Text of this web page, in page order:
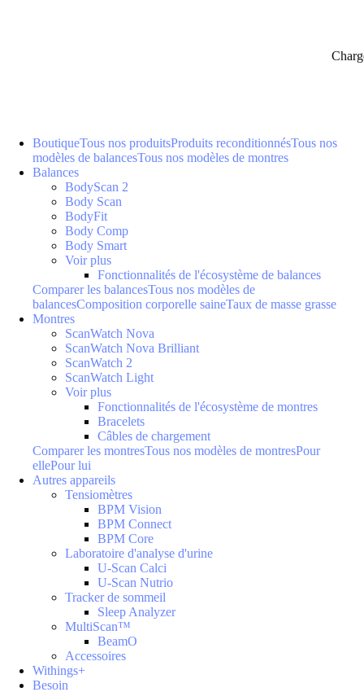
BoutiqueTous nos produitsProduits reconditionnésTous nos
modèles de balancesTous nos modèles de montres
Balances
BodyScan 2
Body Scan
BodyFit
Body Comp
Body Smart
Voir plus
Fonctionnalités de l'écosystème de balances
Comparer les balancesTous nos modèles de
balancesComposition corporelle saineTaux de masse grasse
Montres
ScanWatch Nova
ScanWatch Nova Brilliant
ScanWatch 2
ScanWatch Light
Voir plus
Fonctionnalités de l'écosystème de montres
Bracelets
Câbles de chargement
Comparer les montresTous nos modèles de montresPour
ellePour lui
Autres appareils
Tensiomètres
BPM Vision
BPM Connect
BPM Core
Laboratoire d'analyse d'urine
U-Scan Calci
U-Scan Nutrio
Tracker de sommeil
Sleep Analyzer
MultiScan™
BeamO
Accessoires
Withings+
Besoin